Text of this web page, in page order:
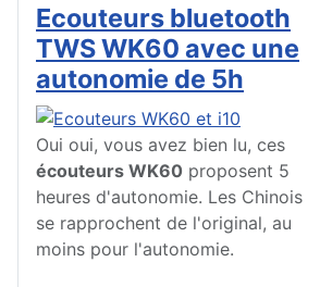
Ecouteurs bluetooth
TWS WK60 avec une
autonomie de 5h
Oui oui, vous avez bien lu, ces
écouteurs WK60 proposent 5
heures d'autonomie. Les Chinois
se rapprochent de l'original, au
moins pour l'autonomie.